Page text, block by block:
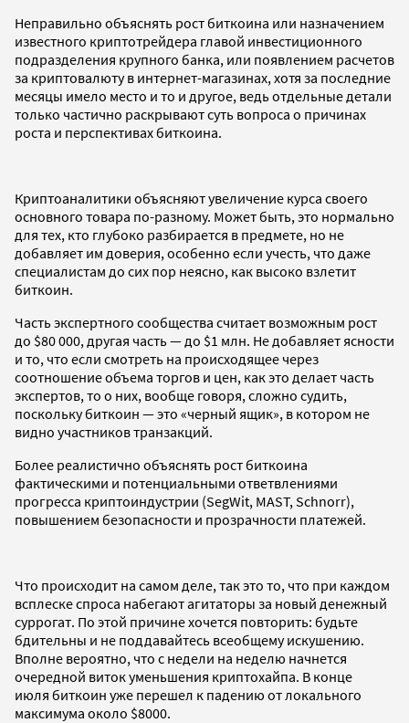
Неправильно объяснять рост биткоина или назначением
известного криптотрейдера главой инвестиционного
подразделения крупного банка, или появлением расчетов
за криптовалюту в интернет-магазинах, хотя за последние
месяцы имело место и то и другое, ведь отдельные детали
только частично раскрывают суть вопроса о причинах
роста и перспективах биткоина.
Криптоаналитики объясняют увеличение курса своего
основного товара по-разному. Может быть, это нормально
для тех, кто глубоко разбирается в предмете, но не
добавляет им доверия, особенно если учесть, что даже
специалистам до сих пор неясно, как высоко взлетит
биткоин.
Часть экспертного сообщества считает возможным рост
до $80 000, другая часть — до $1 млн. Не добавляет ясности
и то, что если смотреть на происходящее через
соотношение объема торгов и цен, как это делает часть
экспертов, то о них, вообще говоря, сложно судить,
поскольку биткоин — это «черный ящик», в котором не
видно участников транзакций.
Более реалистично объяснять рост биткоина
фактическими и потенциальными ответвлениями
прогресса криптоиндустрии (SegWit, MAST, Schnorr),
повышением безопасности и прозрачности платежей.
Что происходит на самом деле, так это то, что при каждом
всплеске спроса набегают агитаторы за новый денежный
суррогат. По этой причине хочется повторить: будьте
бдительны и не поддавайтесь всеобщему искушению.
Вполне вероятно, что с недели на неделю начнется
очередной виток уменьшения криптохайпа. В конце
июля биткоин уже перешел к падению от локального
максимума около $8000.